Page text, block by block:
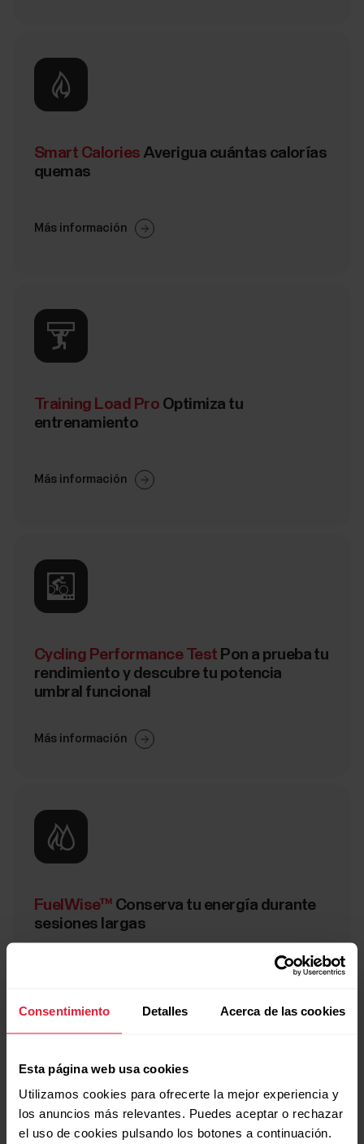
Consentimiento Detalles Acerca de las cookies
Esta página web usa cookies
Utilizamos cookies para ofrecerte la mejor experiencia y
los anuncios más relevantes. Puedes aceptar o rechazar
el uso de cookies pulsando los botones a continuación.
Smart Calories Averigua cuántas calorías
quemas
Más información
Training Load Pro Optimiza tu
entrenamiento
Más información
Cycling Performance Test Pon a prueba tu
rendimiento y descubre tu potencia
umbral funcional
Más información
FuelWise™ Conserva tu energía durante
sesiones largas